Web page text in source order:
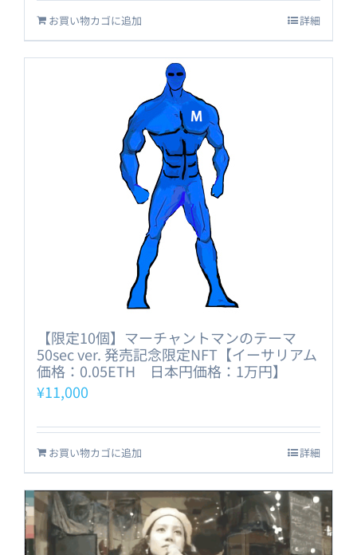
お買い物カゴに追加 詳細
【限定10個】マーチャントマンのテーマ
50sec ver. 発売記念限定NFT【イーサリアム
価格：0.05ETH 日本円価格：1万円】
¥11,000
お買い物カゴに追加 詳細